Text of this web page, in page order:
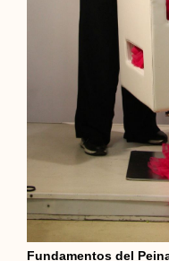
Fundamentos del